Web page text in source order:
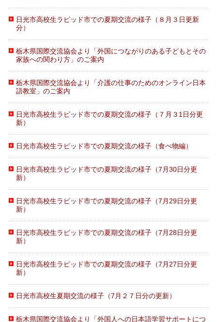
日光市高校生ラピッド市での夏期交流の様子（８月３日更新
分）
栃木県国際交流協会より「外国につながりのある子どもとその
家族への関わり方」のご案内
栃木県国際交流協会より「介護の仕事のためのオンライン日本
語教室」のご案内
日光市高校生ラピッド市での夏期交流の様子（７月３1日分更
新）
日光市高校生ラピッド市での夏期交流の様子（食べ物編）
日光市高校生ラピッド市での夏期交流の様子（7月30日分更
新）
日光市高校生ラピッド市での夏期交流の様子（7月29日分更
新）
日光市高校生ラピッド市での夏期交流の様子（7月28日分更
新）
日光市高校生ラピッド市での夏期交流の様子（7月27日分更
新）
日光市高校生夏期交流の様子（7月２７日分の更新）
栃木県国際交流協会より「外国人への日本語学習サポートにつ